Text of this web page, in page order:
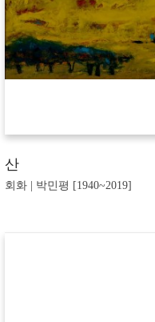
산
회화 | 박민평 [1940~2019]